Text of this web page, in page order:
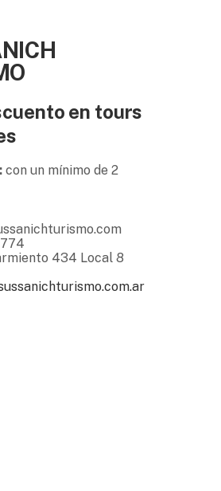
en tours
con un mínimo de 2
434 Local 8